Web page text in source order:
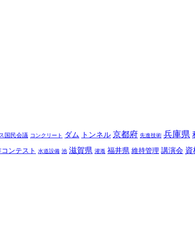
国民会議 コンクリート ダム トンネル 京都府 先進技術 兵庫県
ンテスト 水道設備 池 滋賀県 灌漑 福井県 維持管理 講演会 資